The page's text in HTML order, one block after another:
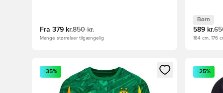
Fra 379 kr.850 kr.
Mange størrelser tilgængelig
Børn
589 kr.
164 cm, 176
Åbner en Modal til at logge ind eller tilmelde dig som
-35%
Åbner
-25%